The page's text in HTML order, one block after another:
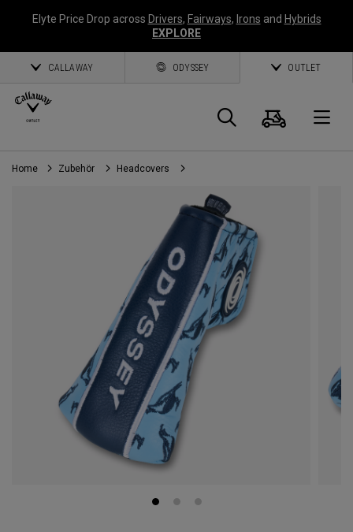
Elyte Price Drop across Drivers, Fairways, Irons and Hybrids
EXPLORE
CALLAWAY ODYSSEY OUTLET
Suche
Home Zubehör Headcovers